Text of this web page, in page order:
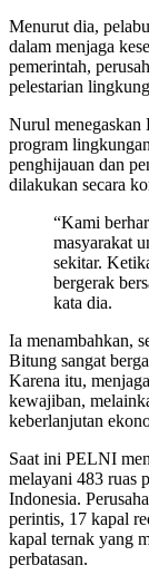
Menurut dia,
dalam menjaga
pemerintah,
pelestarian
Nurul
program
penghijauan dan
dilakukan secara
“Kami
masyarakat
sekitar.
bergerak
kata dia.
Ia menambahkan,
Bitung sangat
Karena itu,
kewajiban,
keberlanjutan
Saat ini PELNI
melayani 483 ruas
Indonesia.
perintis, 17 kapal
kapal ternak yang
perbatasan.